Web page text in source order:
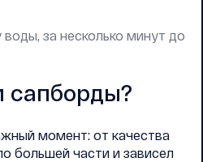
за несколько минут до
сапборды?
момент: от качества
большей части и зависел